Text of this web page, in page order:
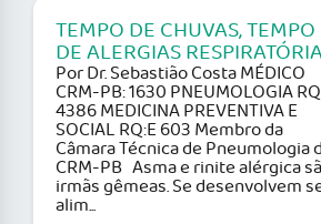
TEMPO DE CHUVAS, TEMPO
DE ALERGIAS
Por Dr. Sebastião Costa MÉDICO
CRM-PB: 1630 PNEUMOLOGIA
4386 MEDICINA PREVENTIVA E
SOCIAL RQ:E 603 Membro da
Câmara Técnica de Pneumologia
CRM-PB Asma e rinite alérgica
irmãs gêmeas. Se desenvolvem
alim...